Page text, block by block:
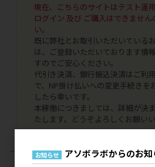
現在、こちらのサイトはテスト運用
ログイン 及び ご購入はできません
い。
既に弊社とお取引いただいている
は、ご登録いただいております情
すのでご安心ください。
代引き決済、銀行振込決済はご利
で、NP掛け払いへの変更手続きを
したら幸いです。
本稼働につきましては、詳細が決
たします。どうぞよろしくお願いい
お知らせ アソボラボからのお